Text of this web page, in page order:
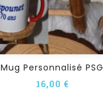
Mug Personnalisé PSG
16,00 €